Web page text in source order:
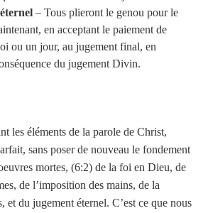
– Tous plieront le genou pour le
en acceptant le paiement de
ou un jour, au jugement final, en
du jugement Divin.
les éléments de la parole de Christ,
sans poser de nouveau le fondement
mortes, (6:2) de la foi en Dieu, de
de l’imposition des mains, de la
et du jugement éternel. C’est ce que nous